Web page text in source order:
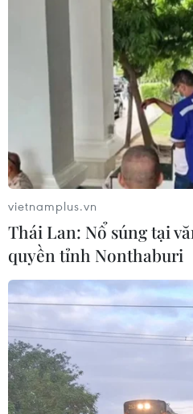
Đan Mạch: Xả súng tại
nhiều người bị thương
10/08/2026 01:04
Xuất khẩu của Đức sang
giảm mạnh
Nghịch lý tại các cường
Địa Trung Hải
09/08/2026 22:00
Khám phá điểm du
tiếng Mũi Tobizina ở Nga
vietnamplus.vn
Thái Lan: Nổ súng tại
quyền tỉnh Nonthaburi